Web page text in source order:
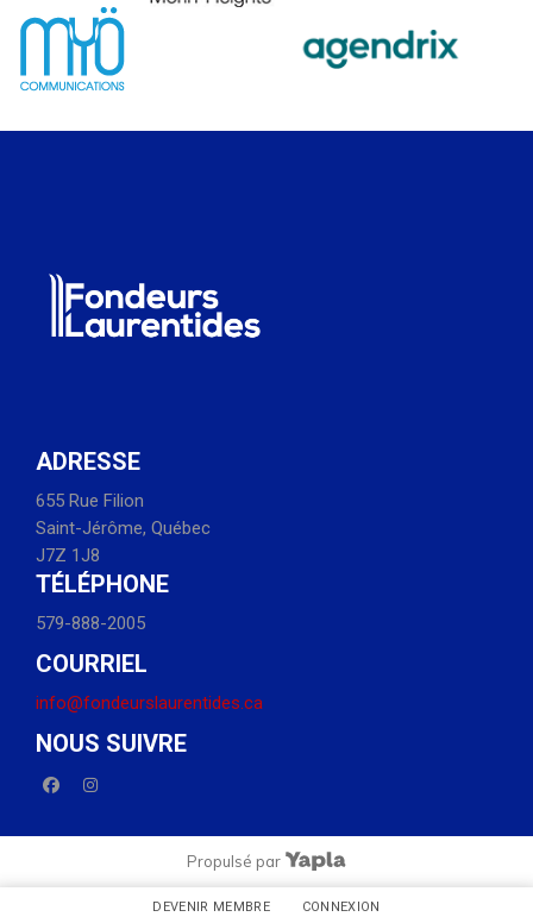
DEVENIR MEMBRE CONNEXION
ADRESSE
655 Rue Filion
Saint-Jérôme, Québec
J7Z 1J8
TÉLÉPHONE
579-888-2005
COURRIEL
info@fondeurslaurentides.ca
NOUS SUIVRE
facebookinstagram
Propulsé par